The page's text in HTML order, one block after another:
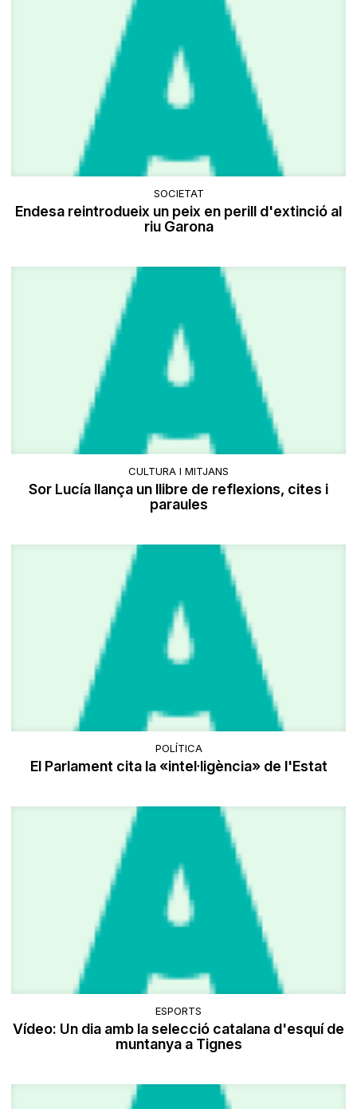
SOCIETAT
Endesa reintrodueix un peix en perill d'extinció al
riu Garona
CULTURA I MITJANS
Sor Lucía llança un llibre de reflexions, cites i
paraules
POLÍTICA
El Parlament cita la «intel·ligència» de l'Estat
ESPORTS
Vídeo: Un dia amb la selecció catalana d'esquí de
muntanya a Tignes